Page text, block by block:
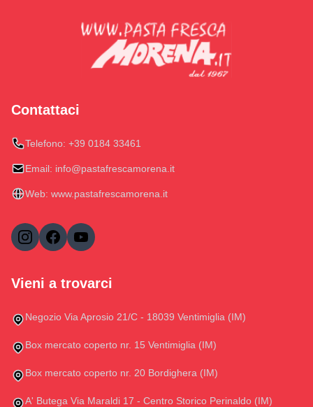
Contattaci
Telefono: +39 0184 33461
Email: info@pastafrescamorena.it
Web: www.pastafrescamorena.it
Vieni a trovarci
Negozio Via Aprosio 21/C - 18039 Ventimiglia (IM)
Box mercato coperto nr. 15 Ventimiglia (IM)
Box mercato coperto nr. 20 Bordighera (IM)
A' Butega Via Maraldi 17 - Centro Storico Perinaldo (IM)